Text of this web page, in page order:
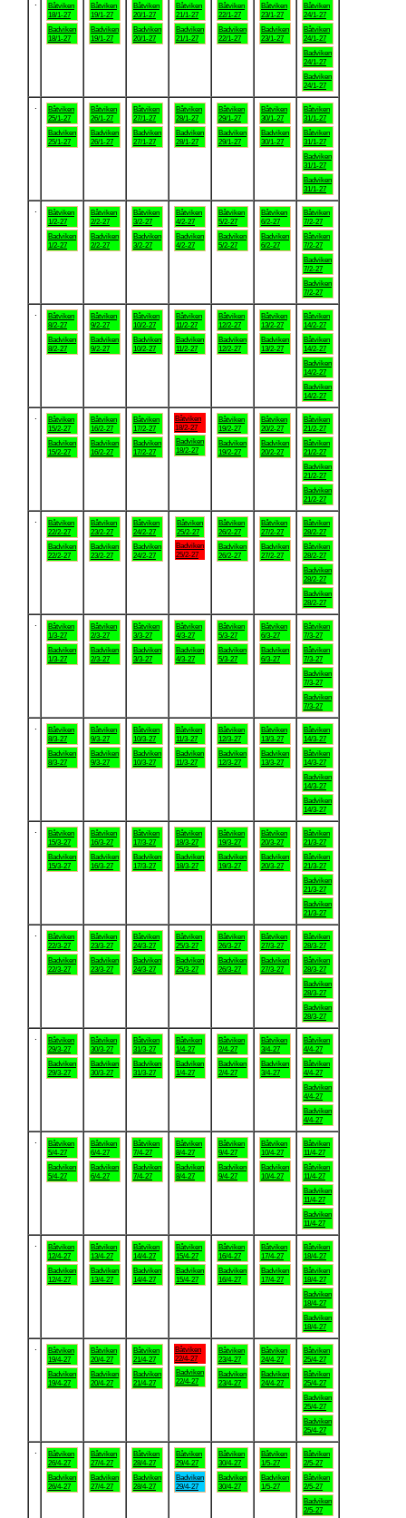
Båtviken
18/1-27
Badviken
18/1-27
Båtviken
19/1-27
Badviken
19/1-27
Båtviken
20/1-27
Badviken
20/1-27
Båtviken
21/1-27
Badviken
21/1-27
Båtviken
22/1-27
Badviken
22/1-27
Båtviken
23/1-27
Badviken
23/1-27
Båtviken
24/1-27
Båtviken
24/1-27
Badviken
24/1-27
Badviken
24/1-27
Båtviken
25/1-27
Badviken
25/1-27
Båtviken
26/1-27
Badviken
26/1-27
Båtviken
27/1-27
Badviken
27/1-27
Båtviken
28/1-27
Badviken
28/1-27
Båtviken
29/1-27
Badviken
29/1-27
Båtviken
30/1-27
Badviken
30/1-27
Båtviken
31/1-27
Båtviken
31/1-27
Badviken
31/1-27
Badviken
31/1-27
Båtviken
1/2-27
Badviken
1/2-27
Båtviken
2/2-27
Badviken
2/2-27
Båtviken
3/2-27
Badviken
3/2-27
Båtviken
4/2-27
Badviken
4/2-27
Båtviken
5/2-27
Badviken
5/2-27
Båtviken
6/2-27
Badviken
6/2-27
Båtviken
7/2-27
Båtviken
7/2-27
Badviken
7/2-27
Badviken
7/2-27
Båtviken
8/2-27
Badviken
8/2-27
Båtviken
9/2-27
Badviken
9/2-27
Båtviken
10/2-27
Badviken
10/2-27
Båtviken
11/2-27
Badviken
11/2-27
Båtviken
12/2-27
Badviken
12/2-27
Båtviken
13/2-27
Badviken
13/2-27
Båtviken
14/2-27
Båtviken
14/2-27
Badviken
14/2-27
Badviken
14/2-27
Båtviken
15/2-27
Badviken
15/2-27
Båtviken
16/2-27
Badviken
16/2-27
Båtviken
17/2-27
Badviken
17/2-27
Båtviken
18/2-27
Badviken
18/2-27
Båtviken
19/2-27
Badviken
19/2-27
Båtviken
20/2-27
Badviken
20/2-27
Båtviken
21/2-27
Båtviken
21/2-27
Badviken
21/2-27
Badviken
21/2-27
Båtviken
22/2-27
Badviken
22/2-27
Båtviken
23/2-27
Badviken
23/2-27
Båtviken
24/2-27
Badviken
24/2-27
Båtviken
25/2-27
Badviken
25/2-27
Båtviken
26/2-27
Badviken
26/2-27
Båtviken
27/2-27
Badviken
27/2-27
Båtviken
28/2-27
Båtviken
28/2-27
Badviken
28/2-27
Badviken
28/2-27
Båtviken
1/3-27
Badviken
1/3-27
Båtviken
2/3-27
Badviken
2/3-27
Båtviken
3/3-27
Badviken
3/3-27
Båtviken
4/3-27
Badviken
4/3-27
Båtviken
5/3-27
Badviken
5/3-27
Båtviken
6/3-27
Badviken
6/3-27
Båtviken
7/3-27
Båtviken
7/3-27
Badviken
7/3-27
Badviken
7/3-27
Båtviken
8/3-27
Badviken
8/3-27
Båtviken
9/3-27
Badviken
9/3-27
Båtviken
10/3-27
Badviken
10/3-27
Båtviken
11/3-27
Badviken
11/3-27
Båtviken
12/3-27
Badviken
12/3-27
Båtviken
13/3-27
Badviken
13/3-27
Båtviken
14/3-27
Båtviken
14/3-27
Badviken
14/3-27
Badviken
14/3-27
Båtviken
15/3-27
Badviken
15/3-27
Båtviken
16/3-27
Badviken
16/3-27
Båtviken
17/3-27
Badviken
17/3-27
Båtviken
18/3-27
Badviken
18/3-27
Båtviken
19/3-27
Badviken
19/3-27
Båtviken
20/3-27
Badviken
20/3-27
Båtviken
21/3-27
Båtviken
21/3-27
Badviken
21/3-27
Badviken
21/3-27
Båtviken
22/3-27
Badviken
22/3-27
Båtviken
23/3-27
Badviken
23/3-27
Båtviken
24/3-27
Badviken
24/3-27
Båtviken
25/3-27
Badviken
25/3-27
Båtviken
26/3-27
Badviken
26/3-27
Båtviken
27/3-27
Badviken
27/3-27
Båtviken
28/3-27
Båtviken
28/3-27
Badviken
28/3-27
Badviken
28/3-27
Båtviken
29/3-27
Badviken
29/3-27
Båtviken
30/3-27
Badviken
30/3-27
Båtviken
31/3-27
Badviken
31/3-27
Båtviken
1/4-27
Badviken
1/4-27
Båtviken
2/4-27
Badviken
2/4-27
Båtviken
3/4-27
Badviken
3/4-27
Båtviken
4/4-27
Båtviken
4/4-27
Badviken
4/4-27
Badviken
4/4-27
Båtviken
5/4-27
Badviken
5/4-27
Båtviken
6/4-27
Badviken
6/4-27
Båtviken
7/4-27
Badviken
7/4-27
Båtviken
8/4-27
Badviken
8/4-27
Båtviken
9/4-27
Badviken
9/4-27
Båtviken
10/4-27
Badviken
10/4-27
Båtviken
11/4-27
Båtviken
11/4-27
Badviken
11/4-27
Badviken
11/4-27
Båtviken
12/4-27
Badviken
12/4-27
Båtviken
13/4-27
Badviken
13/4-27
Båtviken
14/4-27
Badviken
14/4-27
Båtviken
15/4-27
Badviken
15/4-27
Båtviken
16/4-27
Badviken
16/4-27
Båtviken
17/4-27
Badviken
17/4-27
Båtviken
18/4-27
Båtviken
18/4-27
Badviken
18/4-27
Badviken
18/4-27
Båtviken
19/4-27
Badviken
19/4-27
Båtviken
20/4-27
Badviken
20/4-27
Båtviken
21/4-27
Badviken
21/4-27
Båtviken
22/4-27
Badviken
22/4-27
Båtviken
23/4-27
Badviken
23/4-27
Båtviken
24/4-27
Badviken
24/4-27
Båtviken
25/4-27
Båtviken
25/4-27
Badviken
25/4-27
Badviken
25/4-27
Båtviken
26/4-27
Badviken
26/4-27
Båtviken
27/4-27
Badviken
27/4-27
Båtviken
28/4-27
Badviken
28/4-27
Båtviken
29/4-27
Badviken
29/4-27
Båtviken
30/4-27
Badviken
30/4-27
Båtviken
1/5-27
Badviken
1/5-27
Båtviken
2/5-27
Båtviken
2/5-27
Badviken
2/5-27